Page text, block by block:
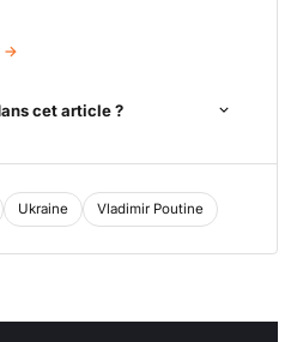
→
cet article ?
Ukraine Vladimir Poutine